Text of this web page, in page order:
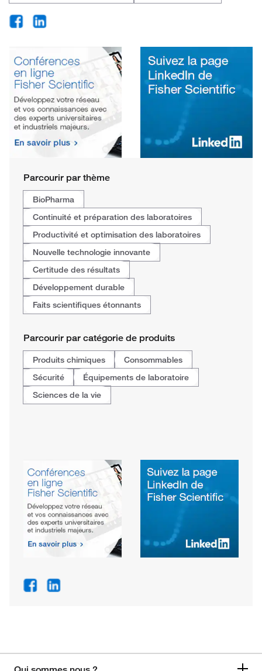
Parcourir par thème
BioPharma
Continuité et préparation des laboratoires
Productivité et optimisation des laboratoires
Nouvelle technologie innovante
Certitude des résultats
Développement durable
Faits scientifiques étonnants
Parcourir par catégorie de produits
Produits chimiques
Consommables
Sécurité
Équipements de laboratoire
Sciences de la vie